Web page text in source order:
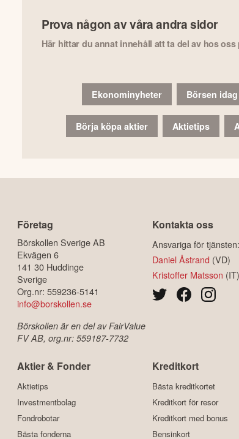
Prova någon av våra andra sidor
Här hittar du annat innehåll att ta del av hos
Ekonominyheter Börsen idag
Börja köpa aktier Aktietips
Företag
Börskollen Sverige AB
Ekvägen 6
141 30 Huddinge
Sverige
Org.nr: 559236-5141
info@borskollen.se
Börskollen är en del av FairValue
FV AB, org.nr: 559187-7732
Kontakta oss
Ansvariga för tjänsten:
Daniel Åstrand (VD)
Kristoffer Matsson (IT)
Aktier & Fonder
Aktietips
Investmentbolag
Fondrobotar
Bästa fonderna
Kreditkort
Bästa kreditkortet
Kreditkort för resor
Kreditkort med bonus
Bensinkort